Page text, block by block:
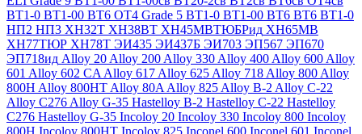
ВТ1-0 ВТ1-00 ВТ6 ОТ4 Grade 5 ВТ1-0 ВТ1-00 ВТ6 ВТ6 ВТ1-0
НП2 НП3 ХН32Т ХН38ВТ ХН45МВТЮБРид ХН65МВ
ХН77ТЮР ХН78Т ЭИ435 ЭИ437Б ЭИ703 ЭП567 ЭП670
ЭП718ид Alloy 20 Alloy 200 Alloy 330 Alloy 400 Alloy 600 Alloy
601 Alloy 602 CA Alloy 617 Alloy 625 Alloy 718 Alloy 800 Alloy
800H Alloy 800HT Alloy 80A Alloy 825 Alloy B-2 Alloy C-22
Alloy C276 Alloy G-35 Hastelloy B-2 Hastelloy C-22 Hastelloy
C276 Hastelloy G-35 Incoloy 20 Incoloy 330 Incoloy 800 Incoloy
800H Incoloy 800HT Incoloy 825 Inconel 600 Inconel 601 Inconel